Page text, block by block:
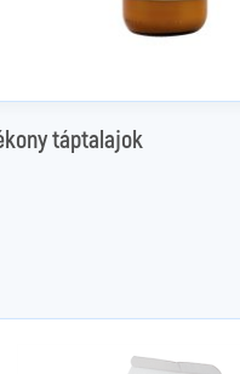
táptalajok